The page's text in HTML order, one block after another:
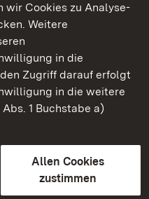
wir Cookies zu Analyse-
Weitere
in die
Zugriff darauf erfolgt
in die weitere
1 Buchstabe a)
Allen Cookies
zustimmen
Baden-Württemberg